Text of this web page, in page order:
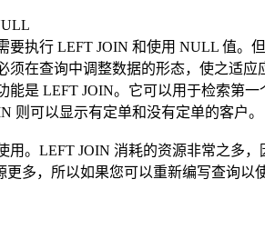
要执行 LEFT JOIN 和使用 NULL 值。
须在查询中调整数据的形态，使之适
能是 LEFT JOIN。它可以用于检索第
则可以显示有定单和没有定单的客户。
用。LEFT JOIN 消耗的资源非常之多
更多，所以如果您可以重新编写查询以